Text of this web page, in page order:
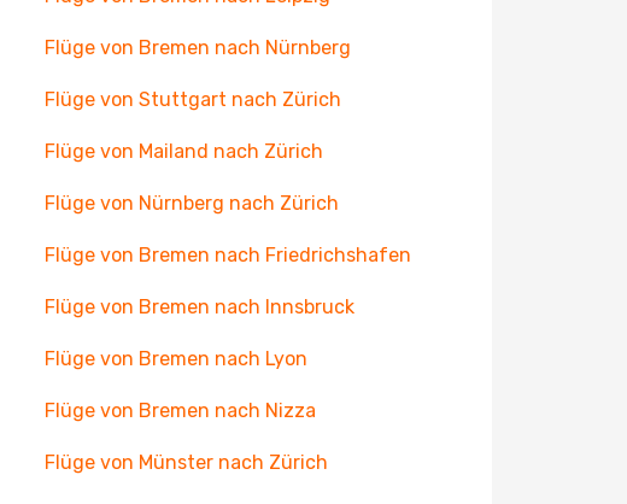
Flüge von Bremen nach Nürnberg
Flüge von Stuttgart nach Zürich
Flüge von Mailand nach Zürich
Flüge von Nürnberg nach Zürich
Flüge von Bremen nach Friedrichshafen
Flüge von Bremen nach Innsbruck
Flüge von Bremen nach Lyon
Flüge von Bremen nach Nizza
Flüge von Münster nach Zürich